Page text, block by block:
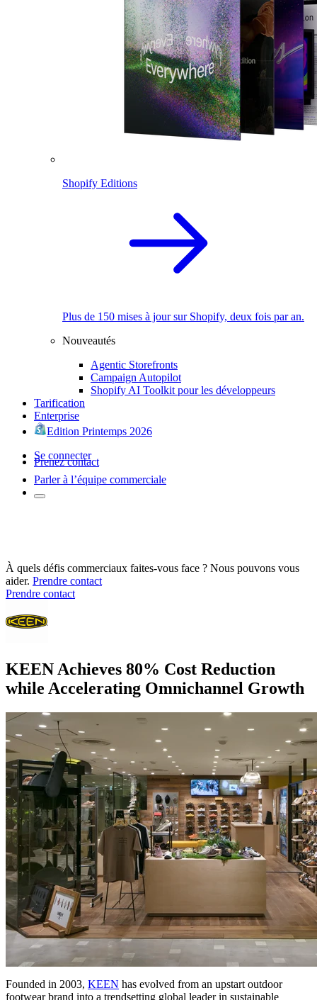
Shopify Editions
Plus de 150 mises à jour sur Shopify, deux fois par an.
Nouveautés
Agentic Storefronts
Campaign Autopilot
Shopify AI Toolkit pour les développeurs
Tarification
Enterprise
Edition Printemps 2026
Se connecter
Prenez contact
Parler à l’équipe commerciale
À quels défis commerciaux faites-vous face ? Nous pouvons vous
aider. Prendre contact
Prendre contact
KEEN Achieves 80% Cost Reduction
while Accelerating Omnichannel Growth
Founded in 2003, KEEN has evolved from an upstart outdoor
footwear brand into a trendsetting global leader in sustainable